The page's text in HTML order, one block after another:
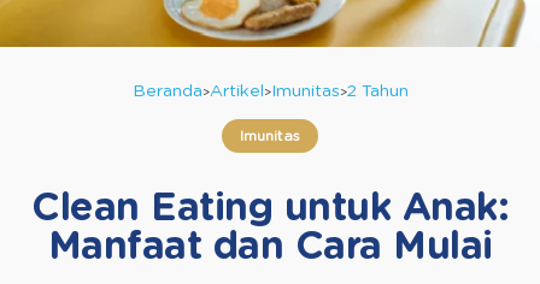
Beranda Artikel Imunitas 2 Tahun
Imunitas
Clean Eating untuk Anak:
Manfaat dan Cara Mulai